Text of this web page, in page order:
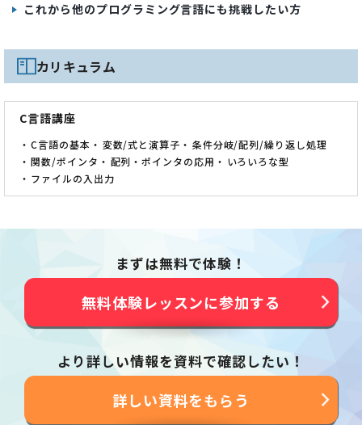
これから他のプログラミング言語にも挑戦したい方
カリキュラム
C言語講座
C言語の基本 変数/式と演算子
条件分岐/配列/繰り返し処理
関数/ポインタ
配列・ポインタの応用
いろいろな型
ファイルの入出力
まずは無料で体験！
無料体験レッスンに参加する
より詳しい情報を資料で確認したい！
詳しい資料をもらう